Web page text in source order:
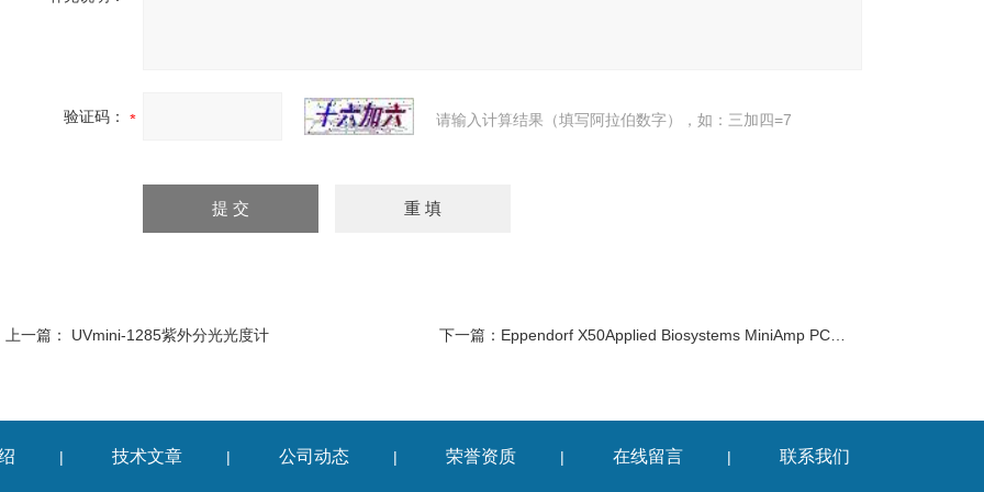
验证码： 请输入计算结果（填写阿拉伯数字），如：三加四=7
上一篇： UVmini-1285紫外分光光度计 下一篇： Eppendorf X50Applied Biosystems MiniAmp PCR仪
| 技术文章 | 公司动态 | 荣誉资质 | 在线留言 | 联系我们